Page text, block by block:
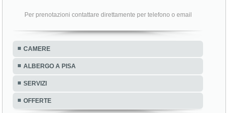
Per prenotazioni contattare direttamente per telefono o email
CAMERE
ALBERGO A PISA
SERVIZI
OFFERTE